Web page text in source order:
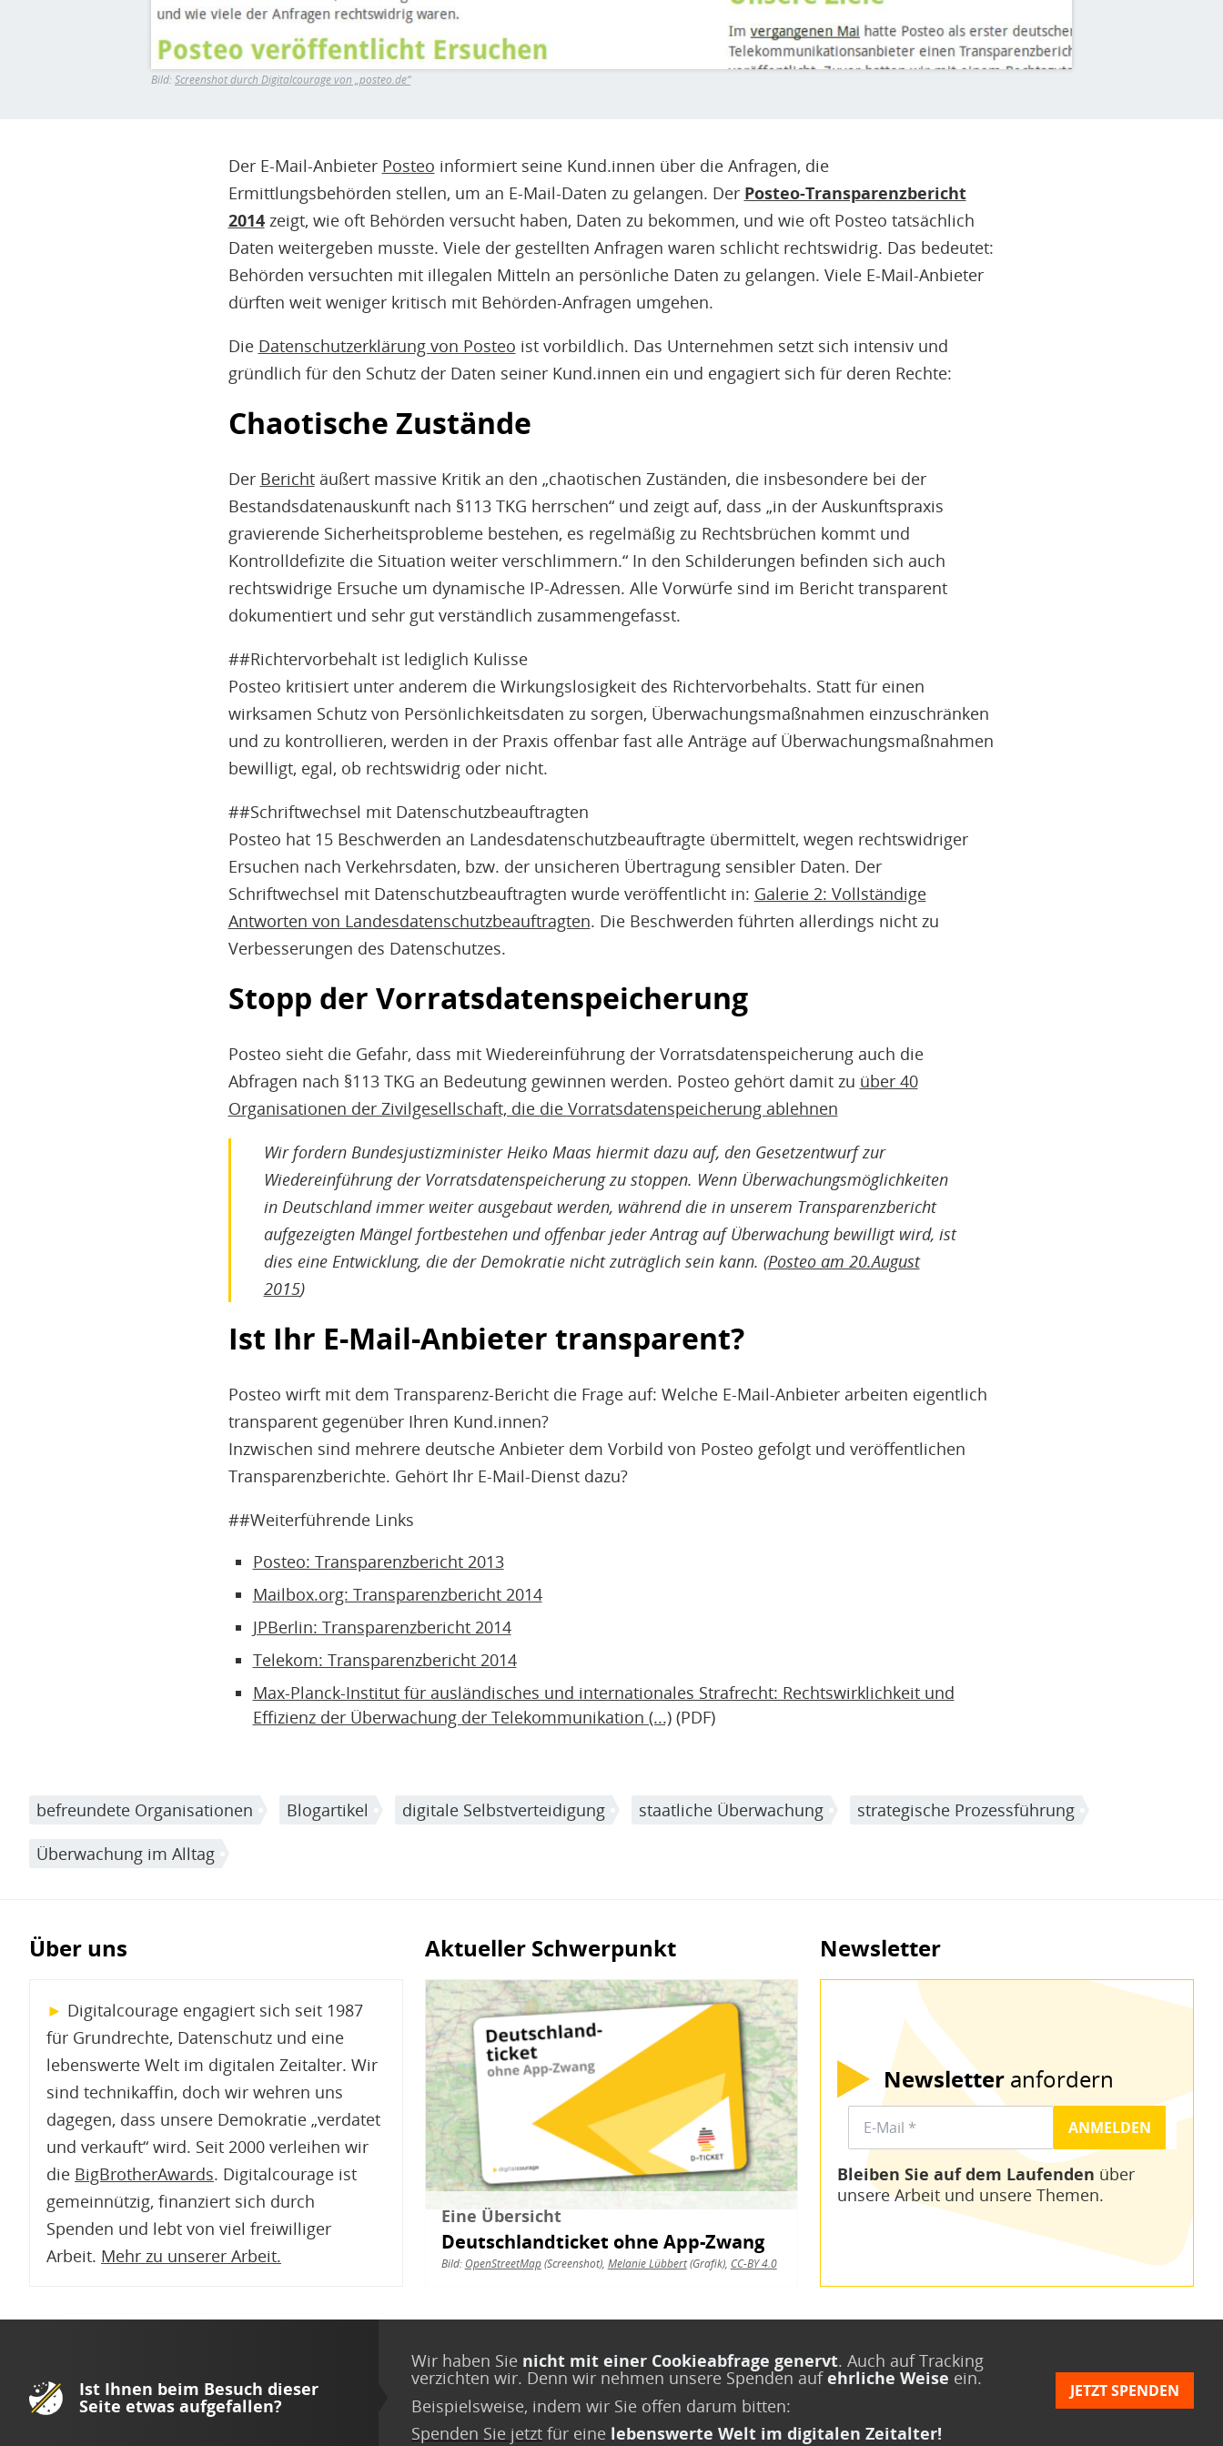
Bild:Screenshot durch Digitalcourage von „posteo.de“
Der E-Mail-Anbieter Posteo informiert seine Kund.innen über die Anfragen, die
Ermittlungsbehörden stellen, um an E-Mail-Daten zu gelangen. Der Posteo-Transparenzbericht
2014zeigt, wie oft Behörden versucht haben, Daten zu bekommen, und wie oft Posteo tatsächlich
Daten weitergeben musste. Viele der gestellten Anfragen waren schlicht rechtswidrig. Das bedeutet:
Behörden versuchten mit illegalen Mitteln an persönliche Daten zu gelangen. Viele E-Mail-Anbieter
dürften weit weniger kritisch mit Behörden-Anfragen umgehen.
Die Datenschutzerklärung von Posteo ist vorbildlich. Das Unternehmen setzt sich intensiv und
gründlich für den Schutz der Daten seiner Kund.innen ein und engagiert sich für deren Rechte:
Chaotische Zustände
Der Berichtäußert massive Kritik an den „chaotischen Zuständen, die insbesondere bei der
Bestandsdatenauskunft nach §113 TKG herrschen“ und zeigt auf, dass „in der Auskunftspraxis
gravierende Sicherheitsprobleme bestehen, es regelmäßig zu Rechtsbrüchen kommt und
Kontrolldefizite die Situation weiter verschlimmern.“ In den Schilderungen befinden sich auch
rechtswidrige Ersuche um dynamische IP-Adressen. Alle Vorwürfe sind im Bericht transparent
dokumentiert und sehr gut verständlich zusammengefasst.
##Richtervorbehalt ist lediglich Kulisse
Posteo kritisiert unter anderem die Wirkungslosigkeit des Richtervorbehalts. Statt für einen
wirksamen Schutz von Persönlichkeitsdaten zu sorgen, Überwachungsmaßnahmen einzuschränken
und zu kontrollieren, werden in der Praxis offenbar fast alle Anträge auf Überwachungsmaßnahmen
bewilligt, egal, ob rechtswidrig oder nicht.
##Schriftwechsel mit Datenschutzbeauftragten
Posteo hat 15 Beschwerden an Landesdatenschutzbeauftragte übermittelt, wegen rechtswidriger
Ersuchen nach Verkehrsdaten, bzw. der unsicheren Übertragung sensibler Daten. Der
Schriftwechsel mit Datenschutzbeauftragten wurde veröffentlicht in: Galerie 2: Vollständige
Antworten von Landesdatenschutzbeauftragten. Die Beschwerden führten allerdings nicht zu
Verbesserungen des Datenschutzes.
Stopp der Vorratsdatenspeicherung
Posteo sieht die Gefahr, dass mit Wiedereinführung der Vorratsdatenspeicherung auch die
Abfragen nach §113 TKG an Bedeutung gewinnen werden. Posteo gehört damit zu über 40
Organisationen der Zivilgesellschaft, die die Vorratsdatenspeicherung ablehnen
Wir fordern Bundesjustizminister Heiko Maas hiermit dazu auf, den Gesetzentwurf zur
Wiedereinführung der Vorratsdatenspeicherung zu stoppen. Wenn Überwachungsmöglichkeiten
in Deutschland immer weiter ausgebaut werden, während die in unserem Transparenzbericht
aufgezeigten Mängel fortbestehen und offenbar jeder Antrag auf Überwachung bewilligt wird, ist
dies eine Entwicklung, die der Demokratie nicht zuträglich sein kann. (Posteo am 20.August
2015)
Ist Ihr E-Mail-Anbieter transparent?
Posteo wirft mit dem Transparenz-Bericht die Frage auf: Welche E-Mail-Anbieter arbeiten eigentlich
transparent gegenüber Ihren Kund.innen?
Inzwischen sind mehrere deutsche Anbieter dem Vorbild von Posteo gefolgt und veröffentlichen
Transparenzberichte. Gehört Ihr E-Mail-Dienst dazu?
##Weiterführende Links
Posteo: Transparenzbericht 2013
Mailbox.org: Transparenzbericht 2014
JPBerlin: Transparenzbericht 2014
Telekom: Transparenzbericht 2014
Max-Planck-Institut für ausländisches und internationales Strafrecht: Rechtswirklichkeit und
Effizienz der Überwachung der Telekommunikation (...)(PDF)
befreundete Organisationen Blogartikel digitale Selbstverteidigung staatliche Überwachung
strategische Prozessführung
Überwachung im Alltag
Über uns
► Digitalcourage engagiert sich seit 1987
für Grundrechte, Datenschutz und eine
lebenswerte Welt im digitalen Zeitalter. Wir
sind technikaffin, doch wir wehren uns
dagegen, dass unsere Demokratie „verdatet
und verkauft“ wird. Seit 2000 verleihen wir
die BigBrotherAwards. Digitalcourage ist
gemeinnützig, finanziert sich durch
Spenden und lebt von viel freiwilliger
Arbeit. Mehr zu unserer Arbeit.
Aktueller Schwerpunkt
Bild
Eine Übersicht
Deutschlandticket ohne App-Zwang
Bild: OpenStreetMap(Screenshot), Melanie Lübbert(Grafik), CC-BY 4.0
Newsletter
Newsletter anfordern
Bleiben Sie auf dem Laufenden über
unsere Arbeit und unsere Themen.
Ist Ihnen beim Besuch dieser
Seite etwas aufgefallen?
Wir haben Sie nicht mit einer Cookieabfrage genervt. Auch auf Tracking
verzichten wir. Denn wir nehmen unsere Spenden aufehrliche Weise ein.
Beispielsweise, indem wir Sie offen darum bitten:
Spenden Sie jetzt für eine lebenswerte Welt im digitalen Zeitalter!
JETZT SPENDEN